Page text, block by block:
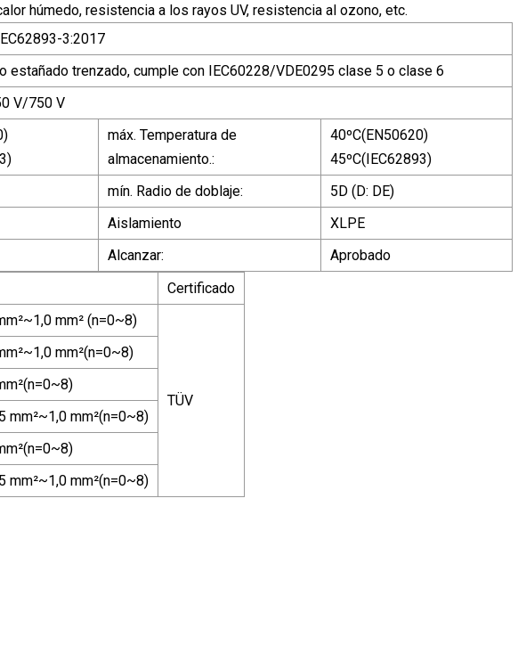
húmedo, resistencia a los rayos UV, resistencia al ozono, etc.
3:2017
estañado trenzado, cumple con IEC60228/VDE0295 clase 5 o clase 6
V/750 V
máx. Temperatura de
almacenamiento.:
40ºC(EN50620)
45ºC(IEC62893)
mín. Radio de doblaje:
5D (D: DE)
Aislamiento
XLPE
Alcanzar:
Aprobado
Certificado
mm² (n=0~8)
TÜV
mm²(n=0~8)
mm²~1,0 mm²(n=0~8)
mm²~1,0 mm²(n=0~8)